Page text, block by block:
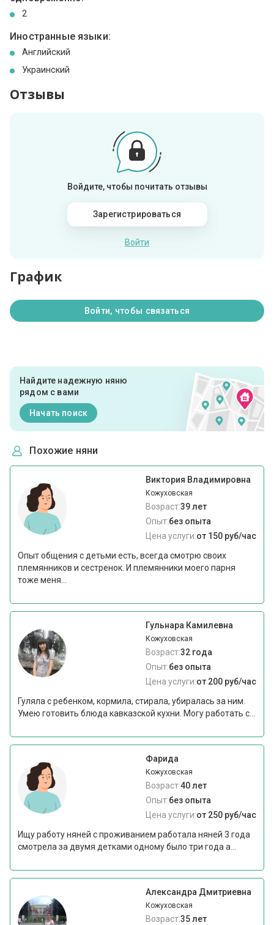
2
Иностранные языки:
Английский
Украинский
Отзывы
Войдите, чтобы почитать отзывы
Зарегистрироваться
Войти
График
Войти, чтобы связаться
Найдите надежную няню
рядом с вами
Начать поиск
Похожие няни
Виктория Владимировна
Кожуховская
Возраст:39 лет
Опыт:без опыта
Цена услуги:от 150 руб/час
Опыт общения с детьми есть, всегда смотрю своих
племянников и сестренок. И племянники моего парня
тоже меня...
Гульнара Камилевна
Кожуховская
Возраст:32 года
Опыт:без опыта
Цена услуги:от 200 руб/час
Гуляла с ребенком, кормила, стирала, убиралась за ним.
Умею готовить блюда кавказской кухни. Могу работать с...
Фарида
Кожуховская
Возраст:40 лет
Опыт:без опыта
Цена услуги:от 250 руб/час
Ищу работу няней с проживанием работала няней 3 года
смотрела за двумя детками одному было три года а...
Александра Дмитриевна
Кожуховская
Возраст:35 лет